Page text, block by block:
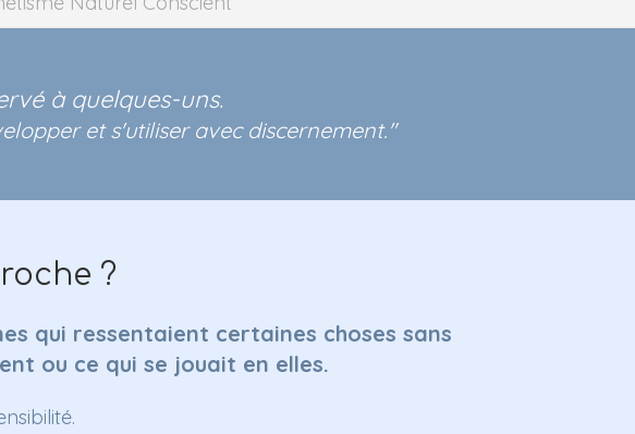
à quelques-uns.
et s'utiliser avec discernement."
?
qui ressentaient certaines choses sans
ou ce qui se jouait en elles.